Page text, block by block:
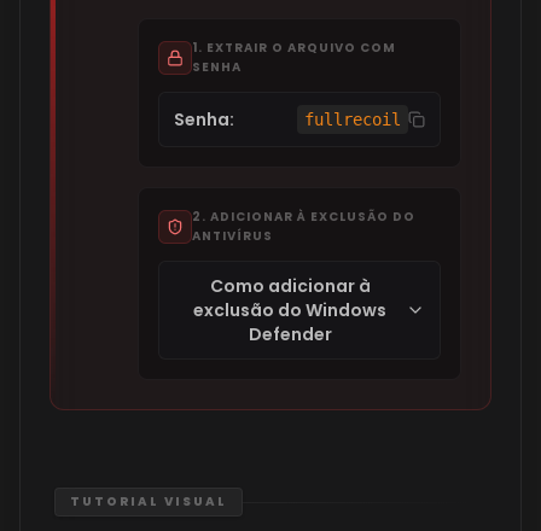
1. EXTRAIR O ARQUIVO COM
SENHA
Senha: fullrecoil
2. ADICIONAR À EXCLUSÃO DO
ANTIVÍRUS
Como adicionar à
exclusão do Windows
Defender
TUTORIAL VISUAL